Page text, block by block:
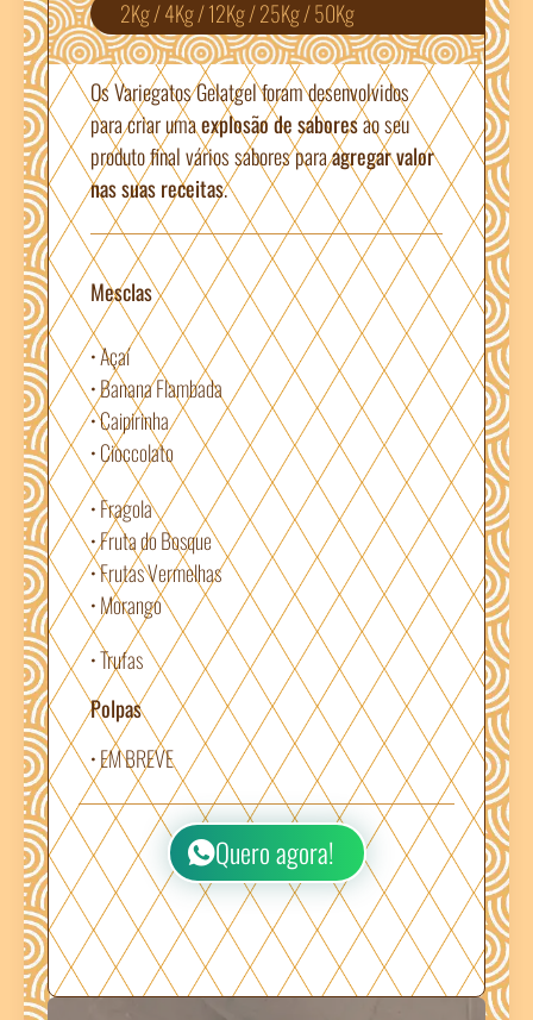
2Kg / 4Kg / 12Kg / 25Kg / 50Kg
Os Variegatos Gelatgel foram desenvolvidos
para criar umaexplosão de saboresao seu
produto final vários sabores paraagregar valor
nas suas receitas.
Mesclas
• Açaí
• Banana Flambada
• Caipirinha
• Cioccolato
• Fragola
• Fruta do Bosque
• Frutas Vermelhas
• Morango
• Trufas
Polpas
• EM BREVE
Quero agora!